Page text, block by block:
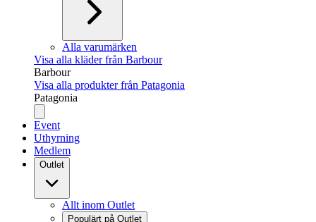
Alla varumärken
Visa alla kläder från Barbour
Barbour
Visa alla produkter från Patagonia
Patagonia
Event
Uthyrning
Medlem
Outlet
Allt inom Outlet
Populärt på Outlet